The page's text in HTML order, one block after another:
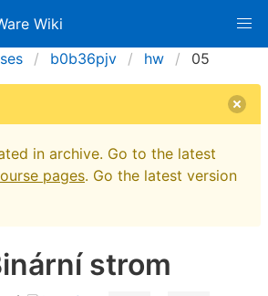
Wiki
b0b36pjv hw 05
in archive. Go to the latest
pages. Go the latest version
strom